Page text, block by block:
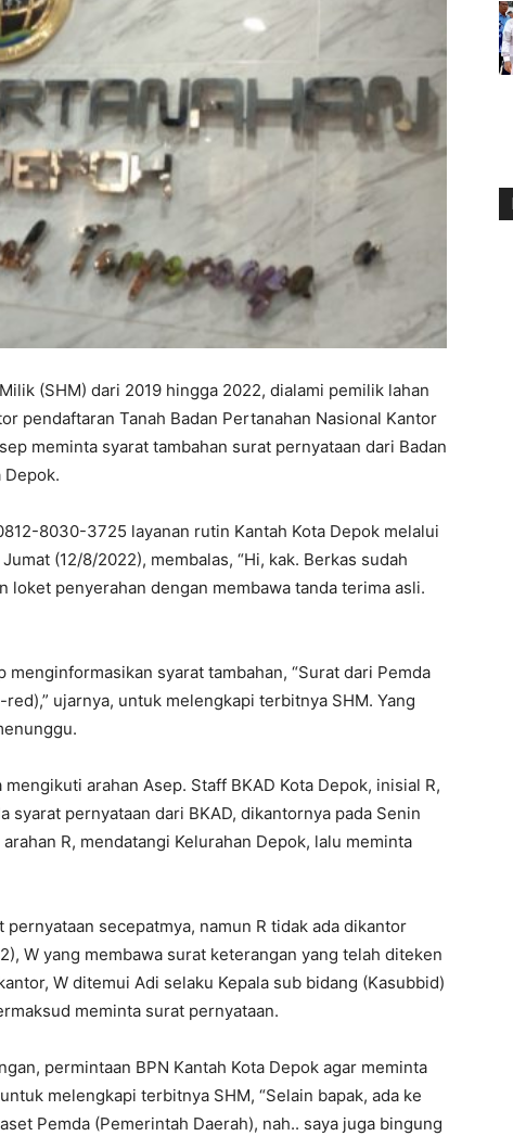
(SHM) dari 2019 hingga 2022, dialami pemilik lahan
pendaftaran Tanah Badan Pertanahan Nasional Kantor
meminta syarat tambahan surat pernyataan dari Badan
Depok.
8030-3725 layanan rutin Kantah Kota Depok melalui
(12/8/2022), membalas, “Hi, kak. Berkas sudah
loket penyerahan dengan membawa tanda terima asli.
menginformasikan syarat tambahan, “Surat dari Pemda
ujarnya, untuk melengkapi terbitnya SHM. Yang
arahan Asep. Staff BKAD Kota Depok, inisial R,
syarat pernyataan dari BKAD, dikantornya pada Senin
R, mendatangi Kelurahan Depok, lalu meminta
secepatmya, namun R tidak ada dikantor
W yang membawa surat keterangan yang telah diteken
W ditemui Adi selaku Kepala sub bidang (Kasubbid)
meminta surat pernyataan.
permintaan BPN Kantah Kota Depok agar meminta
melengkapi terbitnya SHM, “Selain bapak, ada ke
Pemda (Pemerintah Daerah), nah.. saya juga bingung